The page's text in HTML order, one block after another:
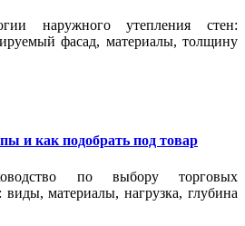
наружного утепления стен:
фасад, материалы, толщину
и как подобрать под товар
по выбору торговых
виды, материалы, нагрузка, глубина